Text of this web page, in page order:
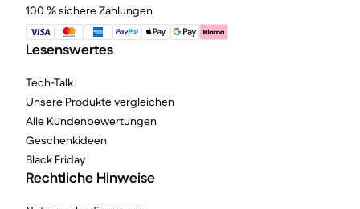
100 % sichere Zahlungen
Lesenswertes
Tech-Talk
Unsere Produkte vergleichen
Alle Kundenbewertungen
Geschenkideen
Black Friday
Rechtliche Hinweise